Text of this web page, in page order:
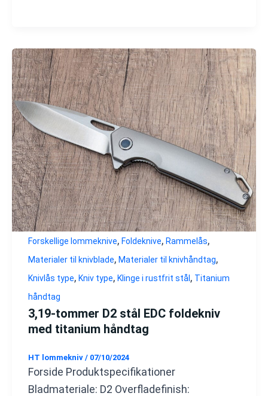
Forskellige lommeknive, Foldeknive, Rammelås,
Materialer til knivblade, Materialer til knivhåndtag,
Knivlås type, Kniv type, Klinge i rustfrit stål , Titanium
håndtag
3,19-tommer D2 stål EDC foldekniv
med titanium håndtag
HT lommekniv / 07/10/2024
Forside Produktspecifikationer
Bladmateriale: D2 Overfladefinish: